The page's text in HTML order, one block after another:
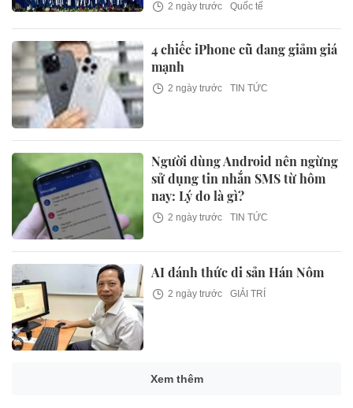
2 ngày trước Quốc tế
4 chiếc iPhone cũ đang giảm giá
mạnh
2 ngày trước TIN TỨC
Người dùng Android nên ngừng
sử dụng tin nhắn SMS từ hôm
nay: Lý do là gì?
2 ngày trước TIN TỨC
AI đánh thức di sản Hán Nôm
2 ngày trước GIẢI TRÍ
Xem thêm